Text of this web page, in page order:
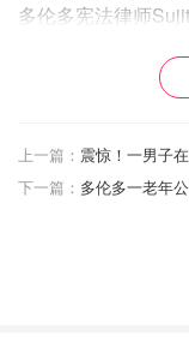
多伦多宪法律师
根据Choudhry的
权在国外建立家庭
在加拿大出生的加
上一篇： 震惊！一男子
下一篇：